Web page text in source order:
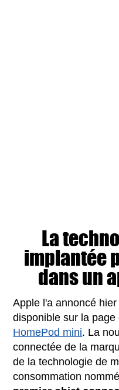
La
implantée
dans un
Apple l'a annoncé
disponible sur la
HomePod mini. La
connectée de la
de la technologie de
consommation